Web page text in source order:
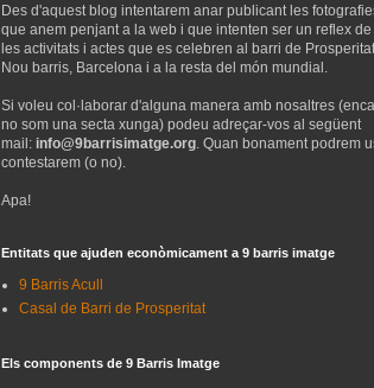
Des d'aquest blog intentarem anar publicant les
que anem penjant a la web i que intenten ser un reflex de
les activitats i actes que es celebren al barri de
Nou barris, Barcelona i a la resta del món mundial.
Si voleu col·laborar d'alguna manera amb nosaltres
no som una secta xunga) podeu adreçar-vos al següent
mail: info@9barrisimatge.org. Quan bonament podrem
contestarem (o no).
Apa!
Entitats que ajuden econòmicament a 9 barris imatge
9 Barris Acull
Casal de Barri de Prosperitat
Els components de 9 Barris Imatge